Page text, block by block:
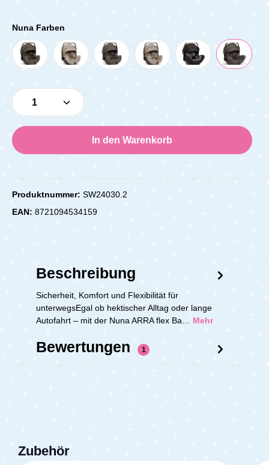
Nuna Farben
Produkt Anzahl: Gib den gewünschten
In den Warenkorb
Produktnummer: SW24030.2
EAN: 8721094534159
Beschreibung
Sicherheit, Komfort und Flexibilität für
unterwegsEgal ob hektischer Alltag oder lange
Autofahrt – mit der Nuna ARRA flex Ba… Mehr
Bewertungen 1
Zubehör